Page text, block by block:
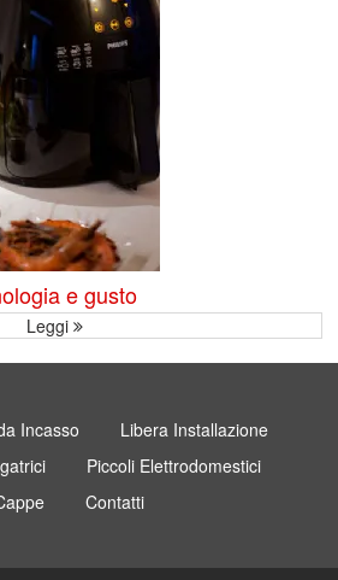
e gusto
Leggi
Incasso
Libera Installazione
Piccoli Elettrodomestici
Contatti